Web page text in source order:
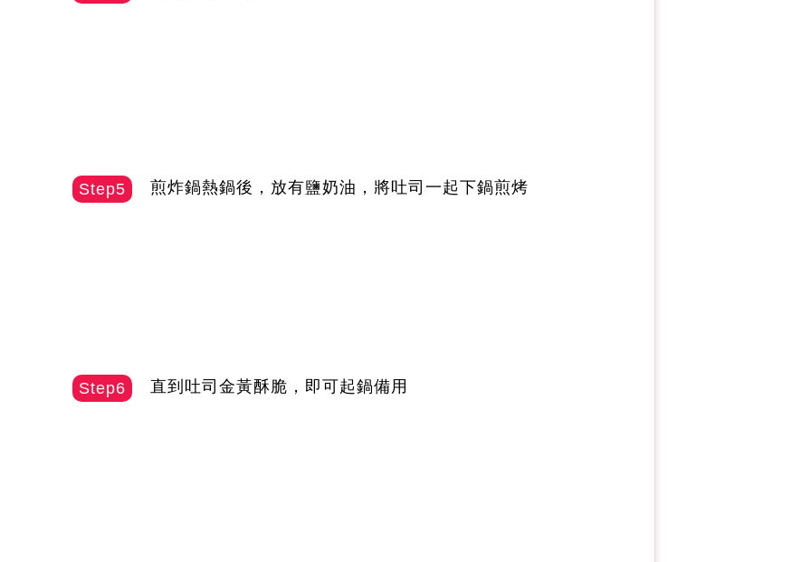
Step5 煎炸鍋熱鍋後，放有鹽奶油，將吐司一起下鍋煎烤
Step6 直到吐司金黃酥脆，即可起鍋備用